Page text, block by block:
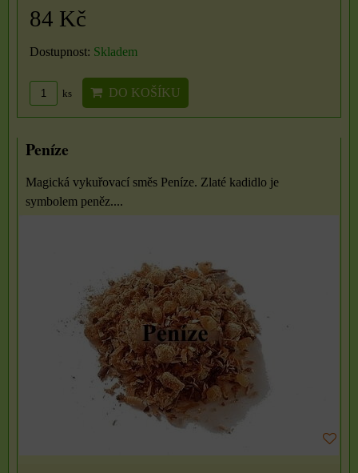
84 Kč
Dostupnost: Skladem
ks DO KOŠÍKU
Peníze
Magická vykuřovací směs Peníze. Zlaté kadidlo je
symbolem peněz....